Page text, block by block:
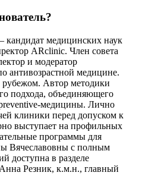
медицинских наук
ARclinic. Член совета
и модератор
антивозрастной медицине.
рубежом. Автор методики
подхода, объединяющего
медицины. Лично
клиники перед допуском к
выступает на профильных
программы для
Вячеславовны с полным
доступна в разделе
Резник, к.м.н., главный